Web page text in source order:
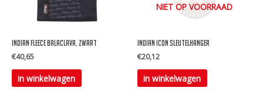
Indian Fleece balaclava, zwart
€40,65
in winkelwagen
NIET OP VOORRAAD
Indian Icon sleutelhanger
€20,12
in winkelwagen